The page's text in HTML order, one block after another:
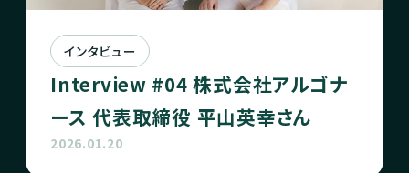
インタビュー
Interview #04 株式会社アルゴナ
ース 代表取締役 平山英幸さん
2026.01.20